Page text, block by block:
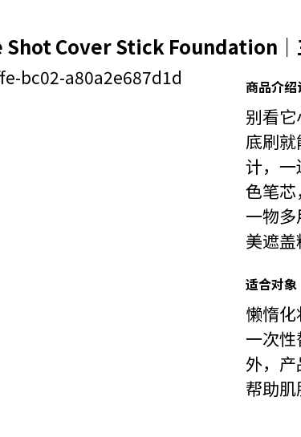
Cover Stick Foundation｜
商品介绍
别看
底刷
计，
色笔芯
一物­
美遮盖
适合对象
懒惰
一次
外，
帮助肌